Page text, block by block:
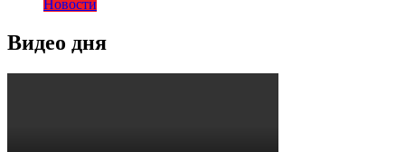
Новости
Видео дня